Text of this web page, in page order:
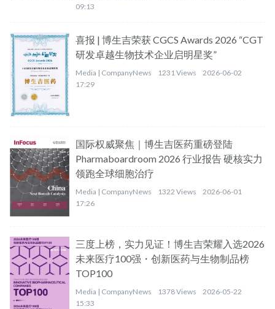
09:13
喜报 | 博生吉荣获 CGCS Awards 2026 “CGT
研发卓越生物技术企业启明星奖”
Media | CompanyNews 1231 Views
2026-06-02
17:29
国际权威聚焦｜博生吉医药重磅登陆
Pharmaboardroom 2026 行业报告 硬核实力
领跑全球细胞治疗
Media | CompanyNews 1322 Views
2026-06-01
17:26
三度上榜，实力见证！博生吉荣耀入选2026
未来医疗100强・创新医药与生物制品榜
TOP100
Media | CompanyNews 1378 Views
2026-05-22
15:33